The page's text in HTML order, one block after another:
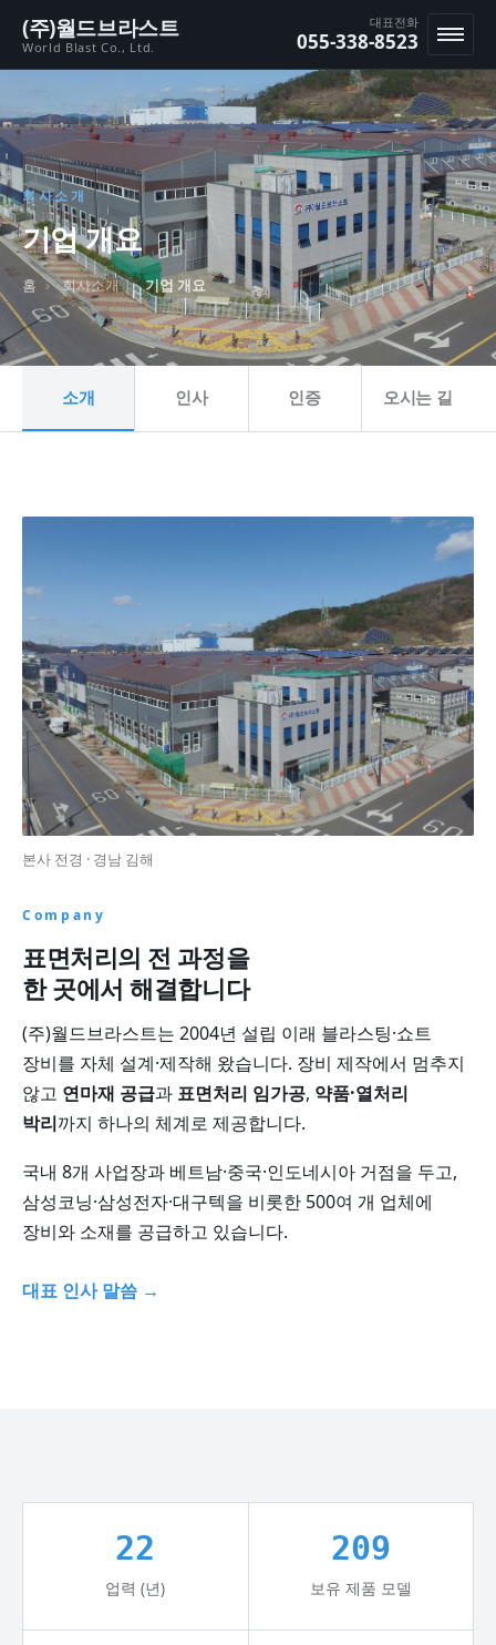
본문 바로가기
(주)월드브라스트
World Blast Co., Ltd. 메뉴
대표전화
055-338-8523
회사소개
기업 개요
홈 회사소개 기업 개요
소개 인사 인증 오시는 길
본사 전경 · 경남 김해
Company
표면처리의 전 과정을
한 곳에서 해결합니다
(주)월드브라스트는 2004년 설립 이래 블라스팅·쇼트
장비를 자체 설계·제작해 왔습니다. 장비 제작에서 멈추지
않고 연마재 공급과 표면처리 임가공, 약품·열처리
박리까지 하나의 체계로 제공합니다.
국내 8개 사업장과 베트남·중국·인도네시아 거점을 두고,
삼성코닝·삼성전자·대구텍을 비롯한 500여 개 업체에
장비와 소재를 공급하고 있습니다.
대표 인사 말씀
22
업력 (년)
209
보유 제품 모델